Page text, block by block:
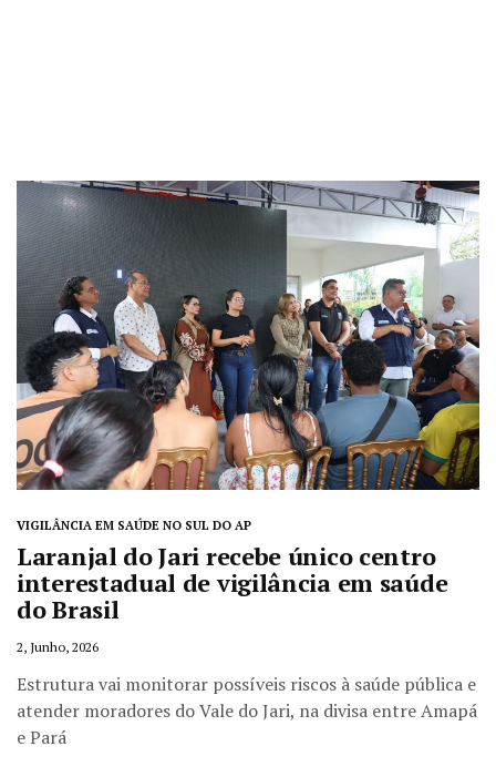
VIGILÂNCIA EM SAÚDE NO SUL DO AP
Laranjal do Jari recebe único centro
interestadual de vigilância em saúde
do Brasil
2, Junho, 2026
Estrutura vai monitorar possíveis riscos à saúde pública e
atender moradores do Vale do Jari, na divisa entre Amapá
e Pará